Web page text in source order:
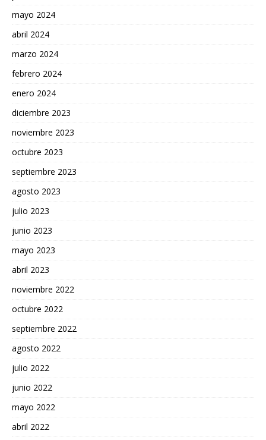
mayo 2024
abril 2024
marzo 2024
febrero 2024
enero 2024
diciembre 2023
noviembre 2023
octubre 2023
septiembre 2023
agosto 2023
julio 2023
junio 2023
mayo 2023
abril 2023
noviembre 2022
octubre 2022
septiembre 2022
agosto 2022
julio 2022
junio 2022
mayo 2022
abril 2022